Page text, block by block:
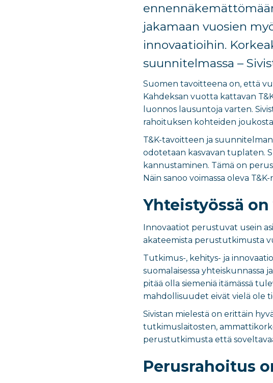
jakamaan vuosien
innovaatioihin.
suunnitelmassa –
Suomen tavoitteena on, että
Kahdeksan vuotta kattavan
luonnos lausuntoja varten.
rahoituksen kohteiden
T&K-tavoitteen ja
odotetaan kasvavan tuplaten.
kannustaminen. Tämä on
Näin sanoo voimassa oleva
Yhteistyössä
Innovaatiot perustuvat usein
akateemista perustutkimusta
Tutkimus-, kehitys- ja
suomalaisessa yhteiskunnassa
pitää olla siemeniä itämässä
mahdollisuudet eivät vielä ole
Sivistan mielestä on erittäin
tutkimuslaitosten,
perustutkimusta että
Perusrahoitus